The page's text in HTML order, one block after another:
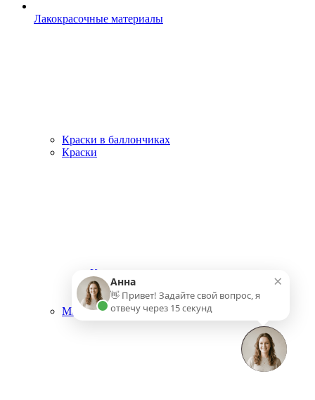
Лакокрасочные материалы
Краски в баллончиках
Краски
Краска для стен
Краски для внутренних работ
Краски для наружных работ
Малярный инструмент
×
Анна
👋 Привет! Задайте свой вопрос, я
отвечу через 15 секунд